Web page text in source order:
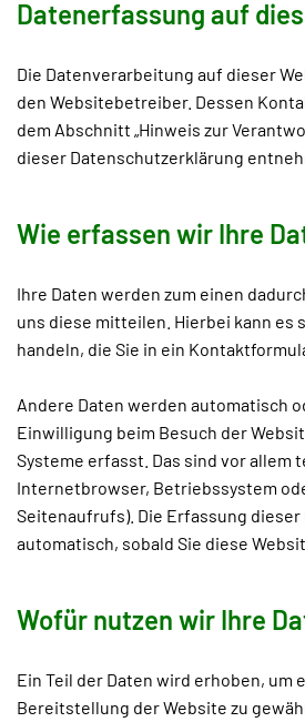
Datenerfassung auf
Die Datenverarbeitung auf dieser
den Websitebetreiber. Dessen
dem Abschnitt „Hinweis zur
dieser Datenschutzerklärung
Wie erfassen wir Ihre
Ihre Daten werden zum einen
uns diese mitteilen. Hierbei kann es
handeln, die Sie in ein
Andere Daten werden automatisch
Einwilligung beim Besuch der
Systeme erfasst. Das sind vor allem
Internetbrowser, Betriebssystem
Seitenaufrufs). Die Erfassung
automatisch, sobald Sie diese
Wofür nutzen wir Ihre
Ein Teil der Daten wird erhoben, um
Bereitstellung der Website zu